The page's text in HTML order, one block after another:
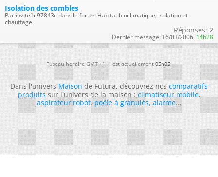
Isolation des combles
Par invite1e97843c dans le forum Habitat bioclimatique, isolation et
chauffage
Réponses: 2
Dernier message: 16/03/2006, 14h28
Fuseau horaire GMT +1. Il est actuellement05h05.
Dans l'universMaisonde Futura, découvrez noscomparatifs
produitssur l'univers de la maison :climatiseur mobile,
aspirateur robot,poêle à granulés,alarme...